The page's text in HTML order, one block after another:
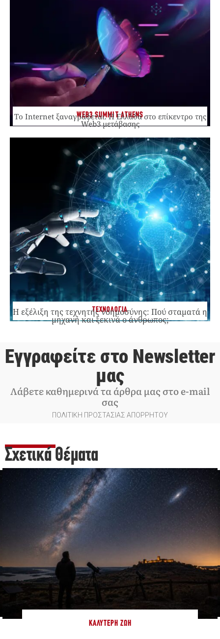
WEB3 SUMMIT ATHENS
Το Internet ξαναγράφεται. Η Ελλάδα στο επίκεντρο της
Web3 μετάβασης
ΤΕΧΝΟΛΟΓΙΑ
Η εξέλιξη της τεχνητής νοημοσύνης: Πού σταματά η
μηχανή και ξεκινά ο άνθρωπος;
Εγγραφείτε στο Newsletter
μας
Λάβετε καθημερινά τα άρθρα μας στο e-mail
σας
ΠΟΛΙΤΙΚΗ ΠΡΟΣΤΑΣΙΑΣ ΑΠΟΡΡΗΤΟΥ
Σχετικά Θέματα
ΚΑΛΎΤΕΡΗ ΖΩΉ